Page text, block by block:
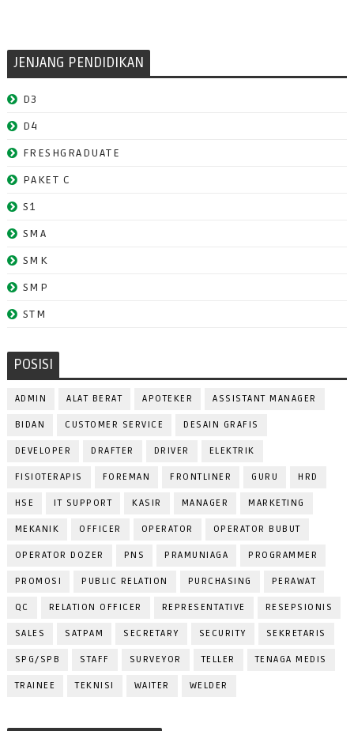
JENJANG PENDIDIKAN
D3
D4
FRESHGRADUATE
PAKET C
S1
SMA
SMK
SMP
STM
POSISI
ADMIN ALAT BERAT APOTEKER ASSISTANT MANAGER
BIDAN CUSTOMER SERVICE DESAIN GRAFIS
DEVELOPER DRAFTER DRIVER ELEKTRIK
FISIOTERAPIS FOREMAN FRONTLINER GURU HRD
HSE IT SUPPORT KASIR MANAGER MARKETING
MEKANIK OFFICER OPERATOR OPERATOR BUBUT
OPERATOR DOZER PNS PRAMUNIAGA PROGRAMMER
PROMOSI PUBLIC RELATION PURCHASING PERAWAT
QC RELATION OFFICER REPRESENTATIVE RESEPSIONIS
SALES SATPAM SECRETARY SECURITY SEKRETARIS
SPG/SPB STAFF SURVEYOR TELLER TENAGA MEDIS
TRAINEE TEKNISI WAITER WELDER